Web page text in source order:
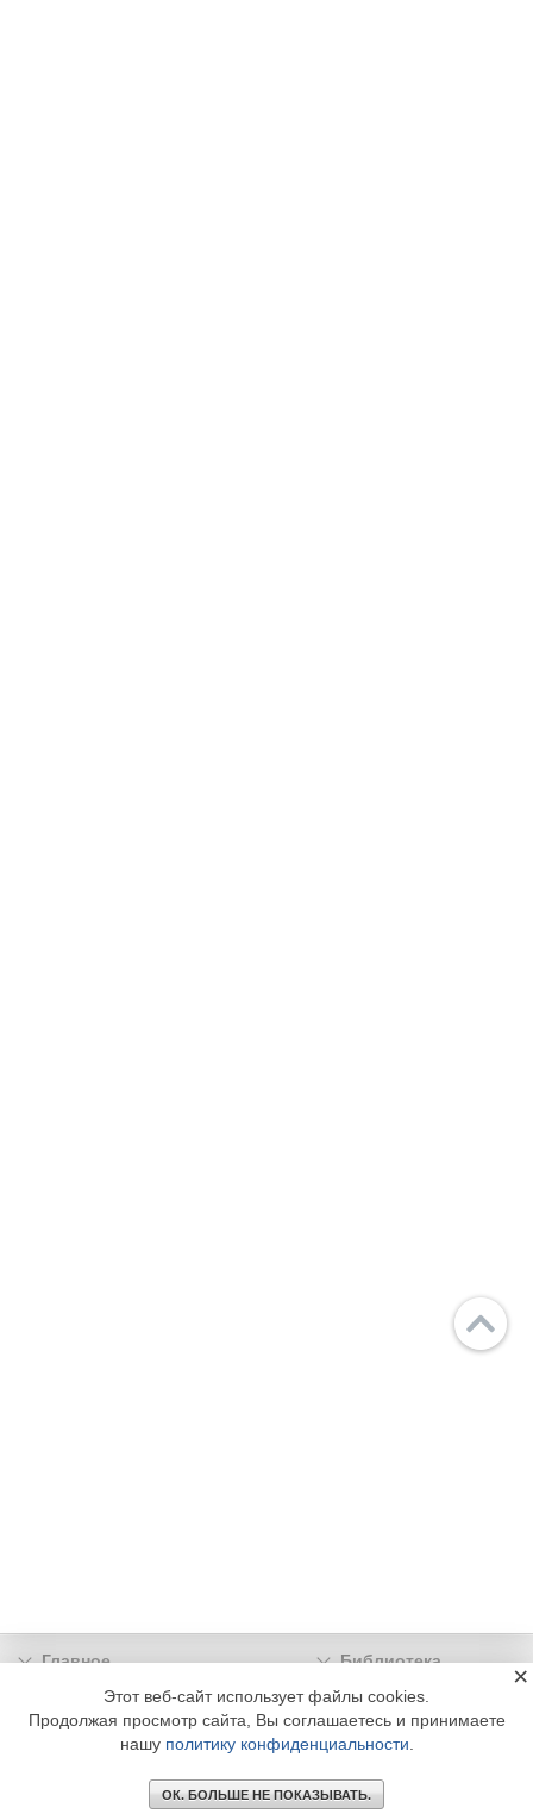
Главное
Библиотека
Подписка
Реклама
Информация
© 2002 - 2026 OOO Издательский дом «МЕДИА ТЕХНОЛОДЖИ» +7 (495) 665-00-
Этот веб-сайт использует файлы cookies.
Продолжая просмотр сайта, Вы соглашаетесь и принимаете
нашу политику конфиденциальности
ОК. БОЛЬШЕ НЕ ПОКАЗЫВАТЬ.
×